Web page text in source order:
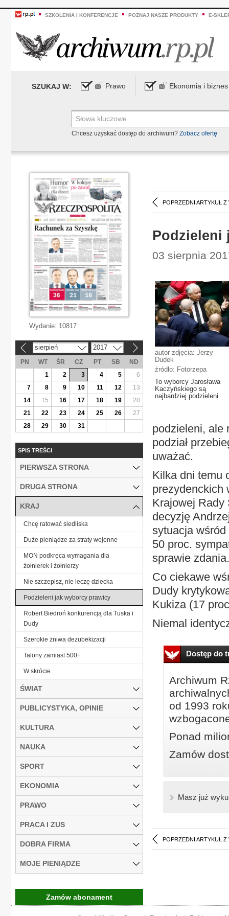
SZKOLENIA I KONFERENCJE POZNAJ NASZE PRODUKTY E-
SZUKAJ W: Prawo Ekonomia i biznes
Chcesz uzyskać dostęp do archiwum? Zobacz ofertę
POPRZEDNI ARTYKUŁ Z
Podzieleni
03 sierpnia
autor zdjęcia: Jerzy
Dudek
źródło: Fotorzepa
To wyborcy Jarosława
Kaczyńskiego są
najbardziej podzieleni
podzieleni, ale
podział
uważać.
Kilka dni temu
prezydenckich
Krajowej Rady
decyzję
sytuacja
50 proc.
sprawie zdania.
Co ciekawe
Dudy
Kukiza (17
Niemal
Dostęp do
Archiwum
od 1993
Ponad
Zamów
Masz już
POPRZEDNI ARTYKUŁ Z
Wydanie: 10817
sierpień 2017
PN WT ŚR CZ PT SB
ND
1
2 3 4 5
6
7
8 9 10 11 12
13
14
15 16 17 18 19
20
21
22 23 24 25 26
27
28
29 30 31
SPIS TREŚCI
PIERWSZA STRONA
DRUGA STRONA
KRAJ
Chcę ratować siedliska
Duże pieniądze za straty wojenne
MON podkręca wymagania dla
żołnierek i żołnierzy
Nie szczepisz, nie leczę dziecka
Podzieleni jak wyborcy prawicy
Robert Biedroń konkurencją dla Tuska i
Dudy
Szerokie żniwa dezubekizacji
Talony zamiast 500+
W skrócie
ŚWIAT
PUBLICYSTYKA, OPINIE
KULTURA
NAUKA
SPORT
EKONOMIA
PRAWO
PRACA I ZUS
DOBRA FIRMA
MOJE PIENIĄDZE
Zamów abonament